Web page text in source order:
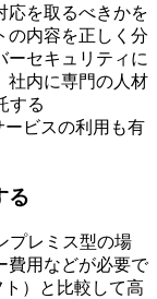
応を取るべきかを
の内容を正しく分
ーセキュリティに
社内に専門の人材
する
ービスの利用も有
る
プレミス型の場
費用などが必要で
）と比較して高